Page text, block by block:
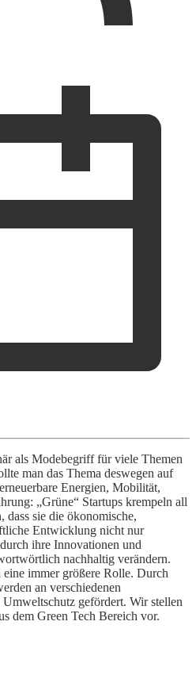
als Modebegriff für viele Themen
man das Thema deswegen auf
Energien, Mobilität,
„Grüne“ Startups krempeln all
dass sie die ökonomische,
Entwicklung nicht nur
ihre Innovationen und
nachhaltig verändern.
immer größere Rolle. Durch
an verschiedenen
gefördert. Wir stellen
dem Green Tech Bereich vor.